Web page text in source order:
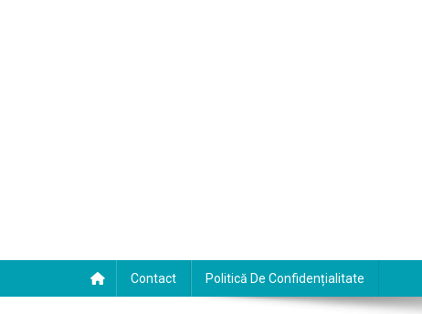
Contact Politică De Confidențialitate